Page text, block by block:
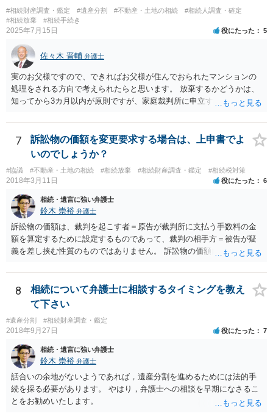
#相続財産調査・鑑定 #遺産分割 #不動産・土地の相続
#相続人調査・確定
#相続放棄
#相続手続き
2025年7月15日 役にたった 5
佐々木 晋輔 弁護士
実のお父様ですので、できればお父様が住んでおられたマンションの
処理をされる方向で考えられたらと思います。 放棄するかどうかは、
知ってから3カ月以内が原則ですが、家庭裁判所に申立すれば3カ月の
放棄するかどうか決めることができます。 銀行やサラ金が数年も放置
することはありませんので、数年後に借金が発見される可能性はほぼ
ありません。 なお、私が扱った相続放棄を検討していた案件で、期間
伸長して調査したところ、サラ金に対する過払金など相当な財産が見
つかったため相続したという事例がありました。
7
訴訟物の価額を変更要求する場合は、上申書でよ
いのでしょうか？
#協議 #不動産・土地の相続 #相続放棄 #相続財産調査・鑑定 #相続税対策
2018年3月11日 役にたった 6
相続・遺言に強い弁護士
鈴木 崇裕 弁護士
訴訟物の価額は、裁判を起こす者＝原告が裁判所に支払う手数料の金
額を算定するために設定するものであって、裁判の相手方＝被告が疑
義を差し挟む性質のものではありません。 訴訟物の価額自体が裁判の
したとしても、変更されることはありません。
8
相続について弁護士に相談するタイミングを教え
て下さい
#遺産分割 #相続財産調査・鑑定
2018年9月27日 役にたった 7
相続・遺言に強い弁護士
鈴木 崇裕 弁護士
話合いの余地がないようであれば，遺産分割を進めるためには法的手
続を採る必要があります。 やはり，弁護士への相談を早期になさるこ
とをお勧めいたします。